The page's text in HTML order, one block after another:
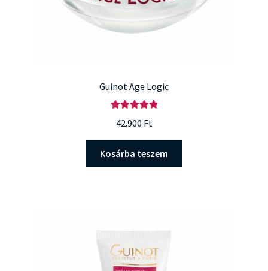
Guinot Age Logic
42.900 Ft
Kosárba teszem